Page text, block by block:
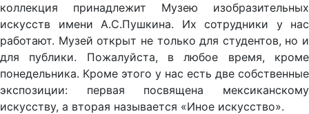
коллекция принадлежит Музею изобразительных
искусств имени А.С.Пушкина. Их сотрудники у нас
работают. Музей открыт не только для студентов, но и
для публики. Пожалуйста, в любое время, кроме
понедельника. Кроме этого у нас есть две собственные
экспозиции: первая посвящена мексиканскому
искусству, а вторая называется «Иное искусство».